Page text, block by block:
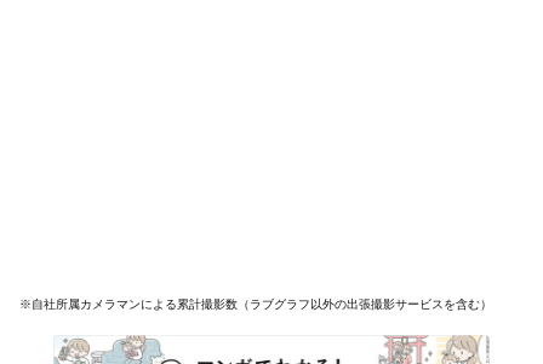
※自社所属カメラマンによる累計撮影数（ラブグラフ以外の出張撮影サービスを含む）